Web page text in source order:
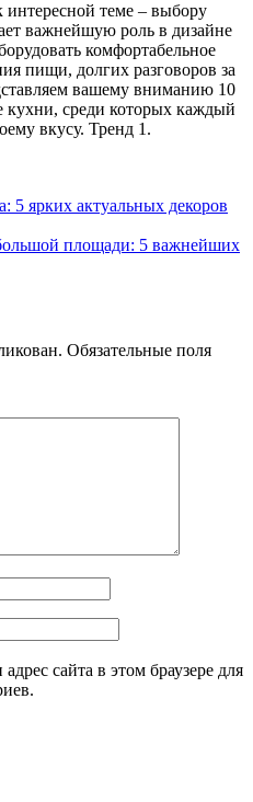
теме – выбору
важнейшую роль в дизайне
комфортабельное
пищи, долгих разговоров за
вашему вниманию 10
кухни, среди которых каждый
вкусу. Тренд 1.
5 ярких актуальных декоров
площади: 5 важнейших
Обязательные поля
сайта в этом браузере для